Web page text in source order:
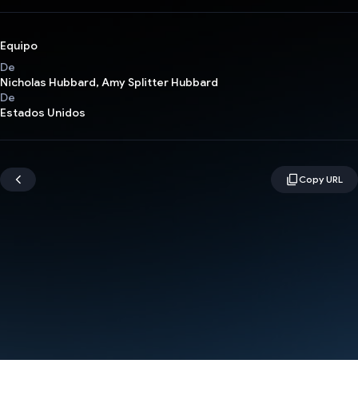
Equipo
De
Nicholas Hubbard, Amy Splitter Hubbard
De
Estados Unidos